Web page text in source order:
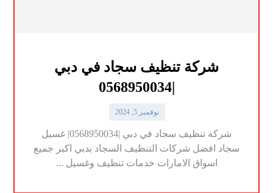
شركة تنظيف سجاد في دبي
|0568950034
نوفمبر 5, 2024
شركة تنظيف سجاد في دبي |0568950034| غسيل
سجاد افضل شركات التنظيف السجاد بدبي اكبر جميع
اسواق الامارات خدمات تنظيف وغسيل ...